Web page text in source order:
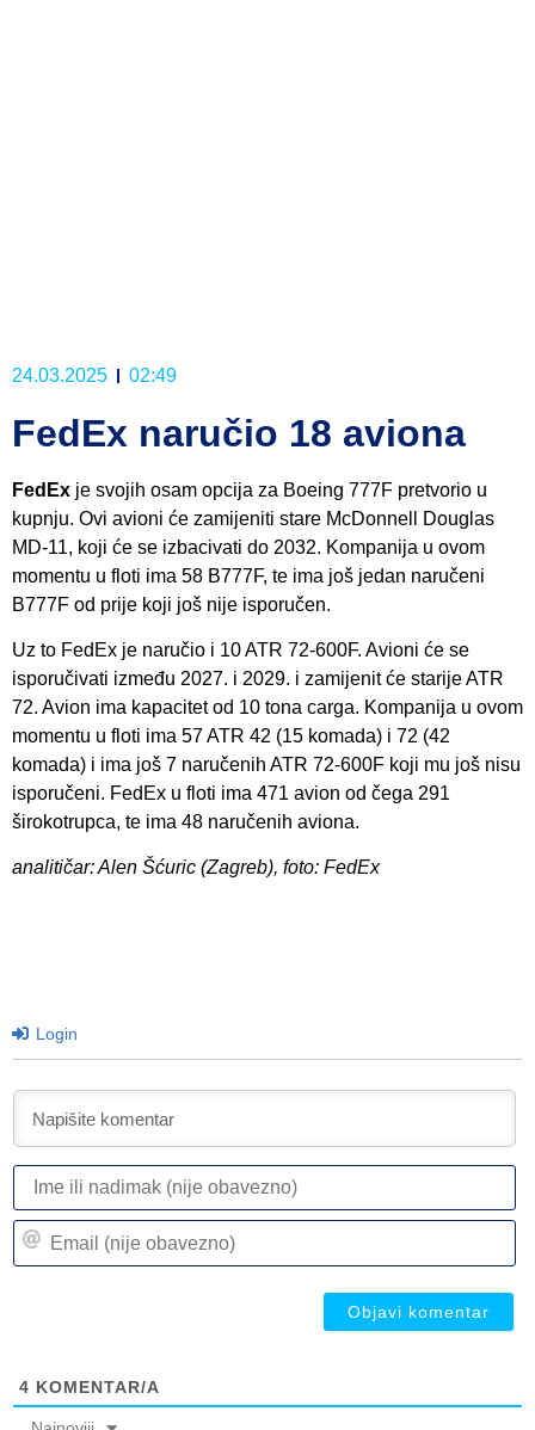
24.03.2025 02:49
FedEx naručio 18 aviona
FedEx je svojih osam opcija za Boeing 777F pretvorio u
kupnju. Ovi avioni će zamijeniti stare McDonnell Douglas
MD-11, koji će se izbacivati do 2032. Kompanija u ovom
momentu u floti ima 58 B777F, te ima još jedan naručeni
B777F od prije koji još nije isporučen.
Uz to FedEx je naručio i 10 ATR 72-600F. Avioni će se
isporučivati između 2027. i 2029. i zamijenit će starije ATR
72. Avion ima kapacitet od 10 tona carga. Kompanija u ovom
momentu u floti ima 57 ATR 42 (15 komada) i 72 (42
komada) i ima još 7 naručenih ATR 72-600F koji mu još nisu
isporučeni. FedEx u floti ima 471 avion od čega 291
širokotrupca, te ima 48 naručenih aviona.
analitičar: Alen Šćuric (Zagreb), foto: FedEx
Login
4 KOMENTAR/A